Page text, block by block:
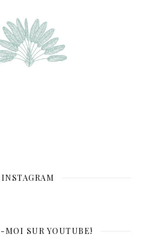
INSTAGRAM
MOI SUR YOUTUBE!